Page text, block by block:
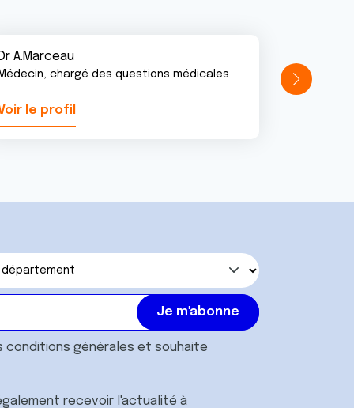
A.Marceau
chargé des questions médicales
le profil
conditions générales et souhaite
recevoir l'actualité à